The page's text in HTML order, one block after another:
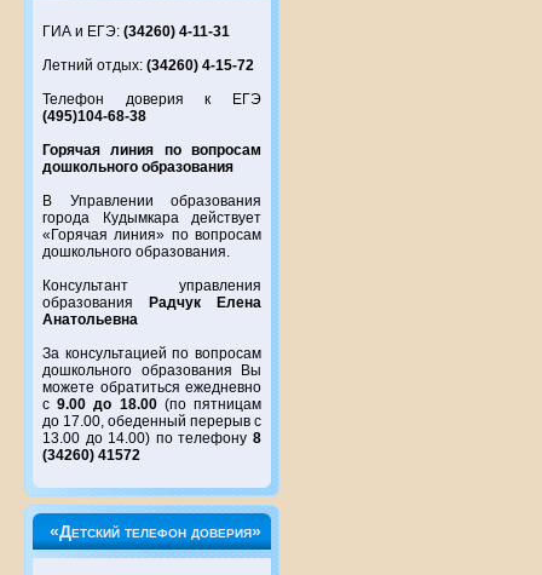
ГИА и ЕГЭ: (34260) 4-11-31
Летний отдых: (34260) 4-15-72
Телефон доверия к ЕГЭ
(495)104-68-38
Горячая линия по вопросам
дошкольного образования
В Управлении образования
города Кудымкара действует
«Горячая линия» по вопросам
дошкольного образования.
Консультант управления
образования
Радчук Елена
Анатольевна
За консультацией по вопросам
дошкольного образования Вы
можете обратиться ежедневно
с9.00 до 18.00(по пятницам
до 17.00, обеденный перерыв с
13.00 до 14.00) по телефону 8
(34260) 41572
«Детский телефон доверия»